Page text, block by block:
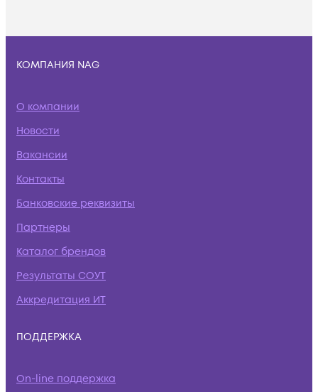
КОМПАНИЯ NAG
О компании
Новости
Вакансии
Контакты
Банковские реквизиты
Партнеры
Каталог брендов
Результаты СОУТ
Аккредитация ИТ
ПОДДЕРЖКА
On-line поддержка